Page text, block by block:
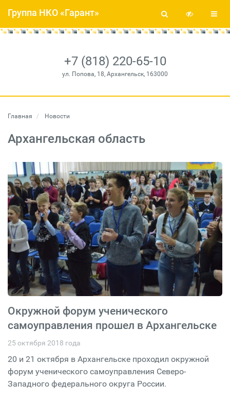
+7 (818) 220-65-10
ул. Попова, 18, Архангельск, 163000
Группа НКО «Гарант»
Главная Новости
Архангельская область
Окружной форум ученического
самоуправления прошел в Архангельске
25 октября 2018 года
20 и 21 октября в Архангельске проходил окружной
форум ученического самоуправления Северо-
Западного федерального округа России.